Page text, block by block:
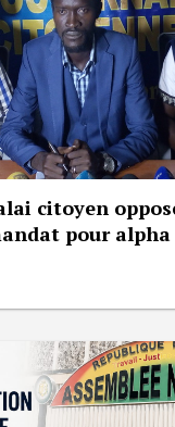
citoyen
pour alpha